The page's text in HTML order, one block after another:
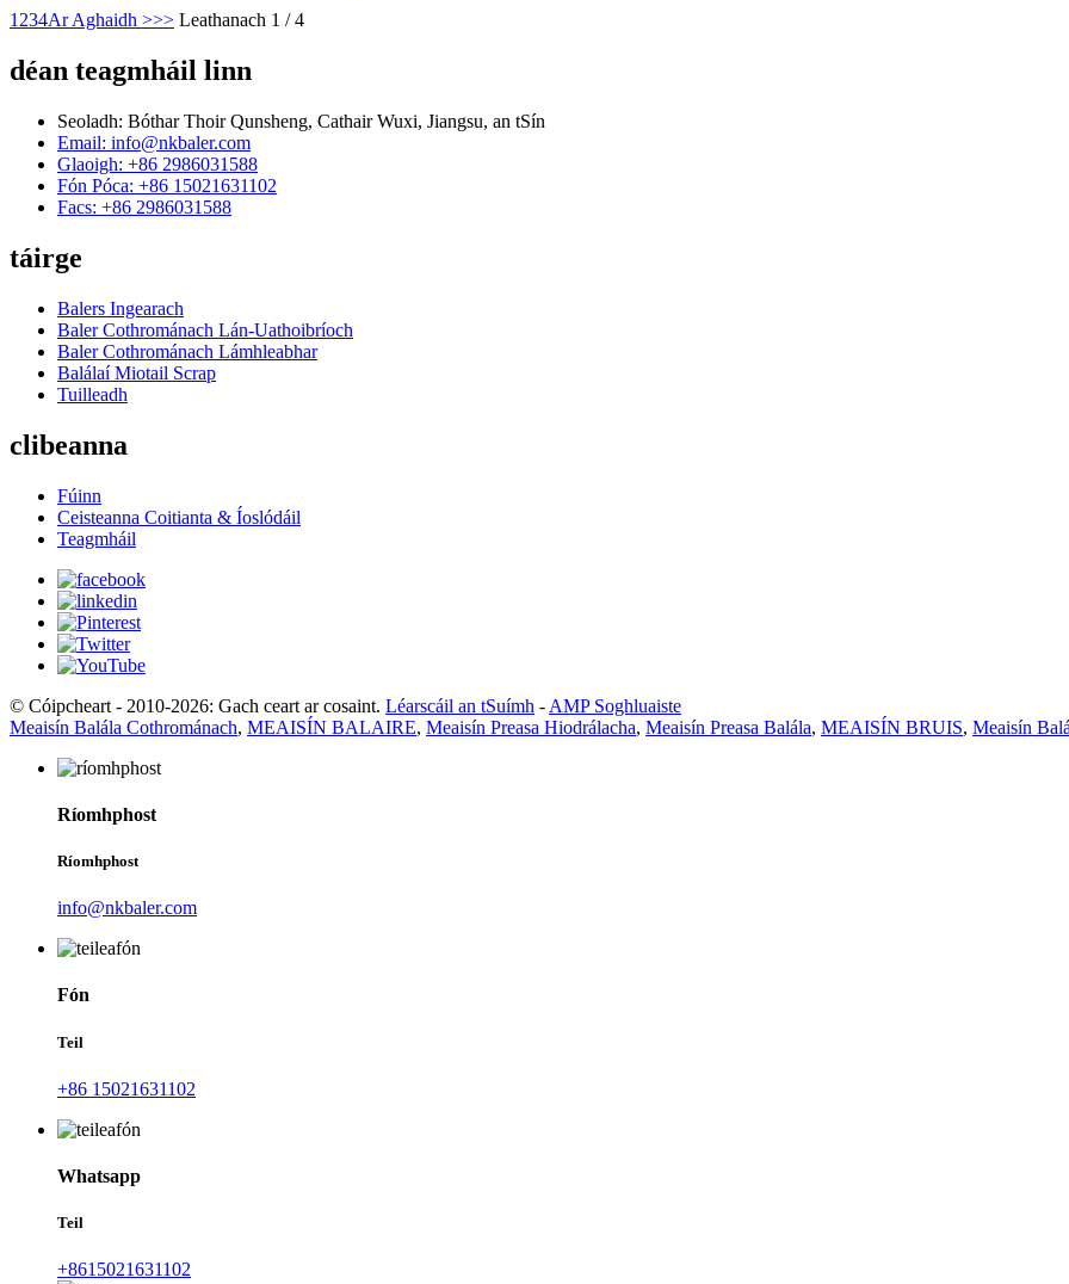
1 234Ar Aghaidh >>> Leathanach 1 / 4
déan teagmháil linn
Seoladh: Bóthar Thoir Qunsheng, Cathair Wuxi, Jiangsu, an tSín
Email: info@nkbaler.com
Glaoigh: +86 2986031588
Fón Póca: +86 15021631102
Facs: +86 2986031588
táirge
Balers Ingearach
Baler Cothrománach Lán-Uathoibríoch
Baler Cothrománach Lámhleabhar
Balálaí Miotail Scrap
Tuilleadh
clibeanna
Fúinn
Ceisteanna Coitianta & Íoslódáil
Teagmháil
© Cóipcheart - 2010-2026: Gach ceart ar cosaint. Léarscáil an tSuímh - AMP Soghluaiste
Meaisín Balála Cothrománach, MEAISÍN BALAIRE, Meaisín Preasa Hiodrálacha, Meaisín Preasa Balála, MEAISÍN BRUIS, Meaisín
Ríomhphost
Ríomhphost
info@nkbaler.com
Fón
Teil
+86 15021631102
Whatsapp
Teil
+8615021631102